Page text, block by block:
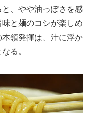
、やや油っぽさを感
と麺のコシが楽しめ
領発揮は、汁に浮か
る。